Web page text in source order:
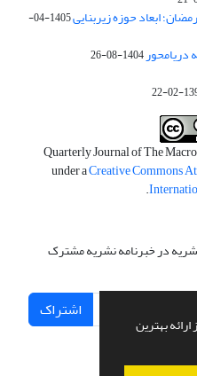
بهترین
ابعاد حوزه زیربنایی
1405-04-
دریامحور1404-08-26
Quarterly Journal of The
under aCreative Commons
.
در خبرنامه نشریه مشترک
اشتراک